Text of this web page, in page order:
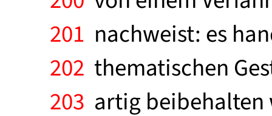
201 nachweist: es
202 thematischen
203 artig beibehalten